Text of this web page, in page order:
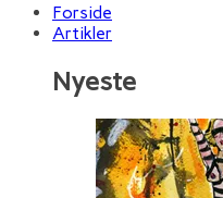
Forside
Artikler
Nyeste